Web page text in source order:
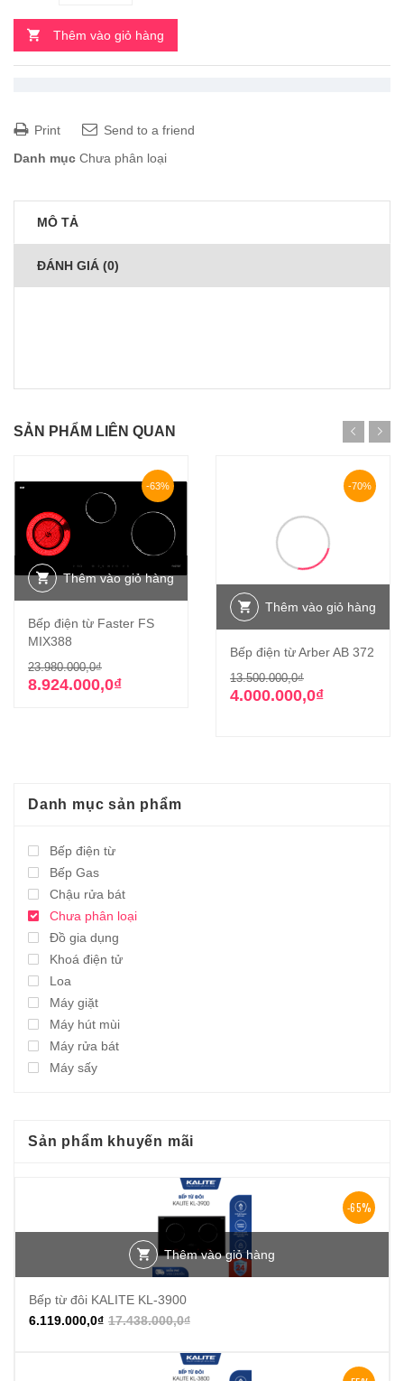
Thêm vào giỏ hàng
Print
Send to a friend
Danh mục Chưa phân loại
MÔ TẢ
ĐÁNH GIÁ (0)
SẢN PHẨM LIÊN QUAN
-63%
Thêm vào giỏ hàng
Bếp điện từ Faster FS
MIX388
23.980.000,0₫Giá
gốc
8.924.000,0₫
Giá
hiện
-70%
Thêm vào giỏ hàng
Bếp điện từ Arber AB 372
13.500.000,0₫Giá
gốc
4.000.000,0₫
Giá
hiện
Danh mục sản phẩm
Bếp điện từ
Bếp Gas
Chậu rửa bát
Chưa phân loại
Đồ gia dụng
Khoá điện tử
Loa
Máy giặt
Máy hút mùi
Máy rửa bát
Máy sấy
Sản phẩm khuyến mãi
-65%
Thêm vào giỏ hàng
Bếp từ đôi KALITE KL-3900
17.438.000,0₫
6.119.000,0₫